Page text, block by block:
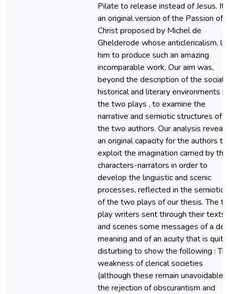
Pilate to release instead of Jesus. It
an original version of the Passion of
Christ proposed by Michel de
Ghelderode whose anticlericalism,
him to produce such an amazing
incomparable work. Our aim was,
beyond the description of the social-
historical and literary environments in
the two plays , to examine the
narrative and semiotic structures of
the two authors. Our analysis
an original capacity for the authors to
exploit the imagination carried by the
characters-narrators in order to
develop the linguistic and scenic
processes, reflected in the semiotics
of the two plays of our thesis. The
play writers sent through their texts
and scenes some messages of a
meaning and of an acuity that is quite
disturbing to show the following :
weakness of clerical societies
(although these remain unavoidable),
the rejection of obscurantism and